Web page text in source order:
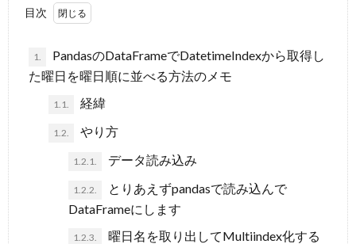
目次
1.
PandasのDataFrameでDatetimeIndexから取得し
た曜日を曜日順に並べる方法のメモ
1.1. 経緯
1.2. やり方
1.2.1. データ読み込み
1.2.2.
とりあえずpandasで読み込んで
DataFrameにします
1.2.3. 曜日名を取り出してMultiindex化する